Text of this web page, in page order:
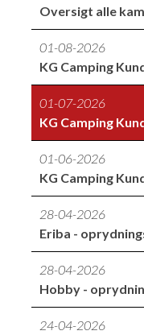
Oversigt alle
01-08-2026
KG Camping
01-07-2026
KG Camping
01-06-2026
KG Camping
28-04-2026
Eriba -
28-04-2026
Hobby -
24-04-2026